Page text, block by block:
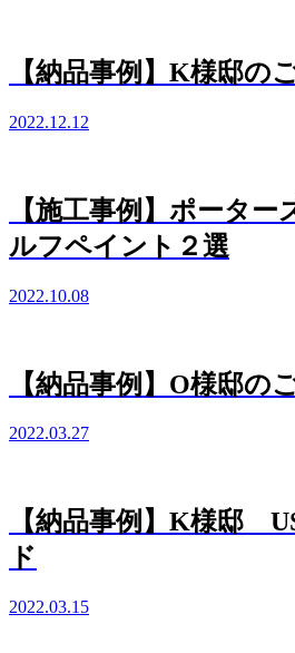
【納品事例】K様邸の
2022.12.12
【施工事例】ポータ
ルフペイント２選
2022.10.08
【納品事例】O様邸の
2022.03.27
【納品事例】K様邸
ド
2022.03.15